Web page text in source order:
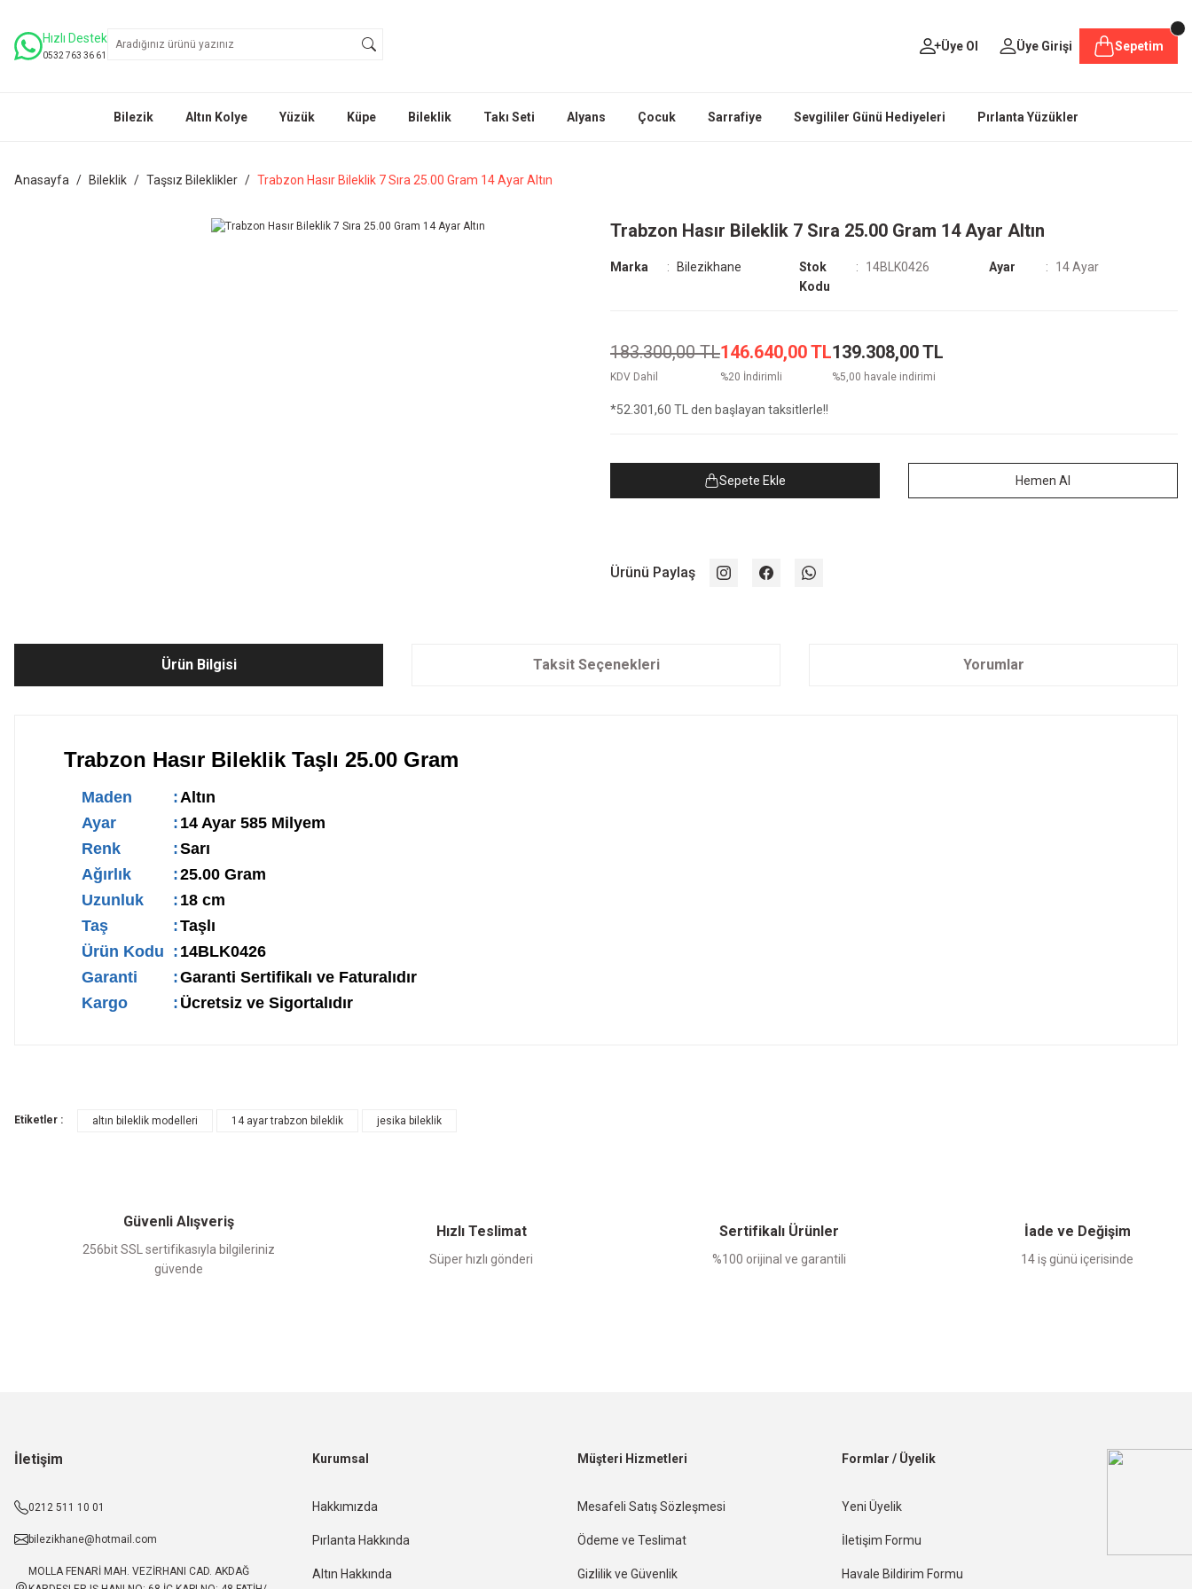
Hızlı Destek
0532 763 36 61
Üye Ol Üye Girişi Sepetim
Bilezik Altın Kolye Yüzük Küpe Bileklik Takı Seti Alyans Çocuk Sarrafiye Sevgililer Günü Hediyeleri Pırlanta Yüzükler
Anasayfa Bileklik Taşsız Bileklikler Trabzon Hasır Bileklik 7 Sıra 25.00 Gram 14 Ayar Altın
Trabzon Hasır Bileklik 7 Sıra 25.00 Gram 14 Ayar Altın
Marka Bilezikhane
Stok
Kodu
14BLK0426 Ayar 14 Ayar
183.300,00 TL
KDV Dahil
146.640,00 TL
%20 İndirimli
139.308,00 TL
%5,00 havale indirimi
*52.301,60 TL den başlayan taksitlerle!!
Sepete Ekle Hemen Al
Ürünü Paylaş
Ürün Bilgisi Taksit Seçenekleri Yorumlar
Trabzon Hasır Bileklik Taşlı 25.00 Gram
Maden :Altın
Ayar
: 14 Ayar 585 Milyem
Renk
:Sarı
Ağırlık
:25.00 Gram
Uzunluk
: 18 cm
Taş
:Taşlı
Ürün Kodu : 14BLK0426
Garanti
:Garanti Sertifikalı ve Faturalıdır
Kargo
: Ücretsiz ve Sigortalıdır
Etiketler : altın bileklik modelleri 14 ayar trabzon bileklik jesika bileklik
Güvenli Alışveriş
256bit SSL sertifikasıyla bilgileriniz
güvende
Hızlı Teslimat
Süper hızlı gönderi
Sertifikalı Ürünler
%100 orijinal ve garantili
İade ve Değişim
14 iş günü içerisinde
İletişim
0212 511 10 01
bilezikhane@hotmail.com
MOLLA FENARİ MAH. VEZİRHANI CAD. AKDAĞ
Kurumsal
Hakkımızda
Pırlanta Hakkında
Altın Hakkında
Müşteri Hizmetleri
Mesafeli Satış Sözleşmesi
Ödeme ve Teslimat
Gizlilik ve Güvenlik
Formlar / Üyelik
Yeni Üyelik
İletişim Formu
Havale Bildirim Formu